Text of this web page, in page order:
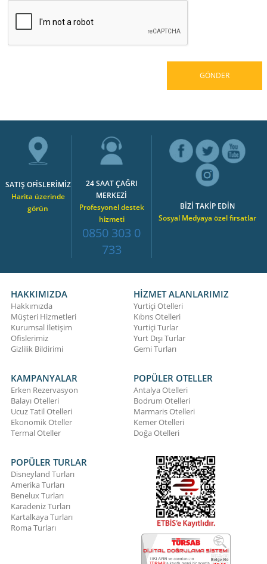
SATIŞ OFİSLERİMİZ
Harita üzerinde
görün
24 SAAT ÇAĞRI
MERKEZİ
Profesyonel destek
hizmeti
0850 303 0
733
BİZİ TAKİP EDİN
Sosyal Medyaya özel fırsatlar
HAKKIMIZDA
Hakkımızda
Müşteri Hizmetleri
Kurumsal İletişim
Ofislerimiz
Gizlilik Bildirimi
HİZMET ALANLARIMIZ
Yurtiçi Otelleri
Kıbrıs Otelleri
Yurtiçi Turlar
Yurt Dışı Turlar
Gemi Turları
KAMPANYALAR
Erken Rezervasyon
Balayı Otelleri
Ucuz Tatil Otelleri
Ekonomik Oteller
Termal Oteller
POPÜLER OTELLER
Antalya Otelleri
Bodrum Otelleri
Marmaris Otelleri
Kemer Otelleri
Doğa Otelleri
POPÜLER TURLAR
Disneyland Turları
Amerika Turları
Benelux Turları
Karadeniz Turları
Kartalkaya Turları
Roma Turları